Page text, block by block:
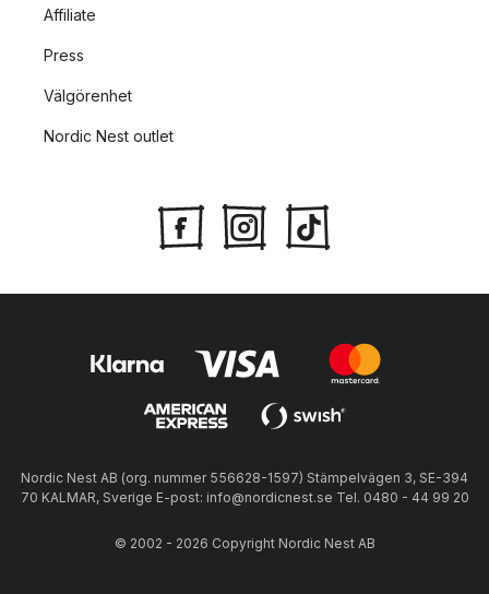
Affiliate
Press
Välgörenhet
Nordic Nest outlet
Nordic Nest AB (org. nummer 556628-1597) Stämpelvägen 3, SE-394
70 KALMAR, Sverige E-post: info@nordicnest.se Tel. 0480 - 44 99 20
© 2002 - 2026 Copyright Nordic Nest AB